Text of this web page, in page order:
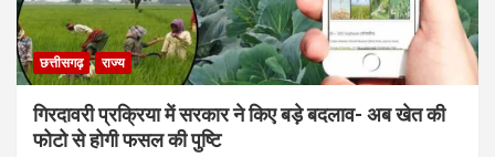
छत्तीसगढ़ राज्य
गिरदावरी प्रक्रिया में सरकार ने किए बड़े बदलाव- अब खेत की
फोटो से होगी फसल की पुष्टि